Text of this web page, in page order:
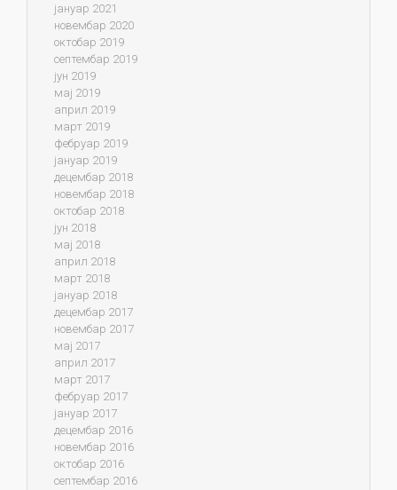
јануар 2021
новембар 2020
октобар 2019
септембар 2019
јун 2019
мај 2019
април 2019
март 2019
фебруар 2019
јануар 2019
децембар 2018
новембар 2018
октобар 2018
јун 2018
мај 2018
април 2018
март 2018
јануар 2018
децембар 2017
новембар 2017
мај 2017
април 2017
март 2017
фебруар 2017
јануар 2017
децембар 2016
новембар 2016
октобар 2016
септембар 2016